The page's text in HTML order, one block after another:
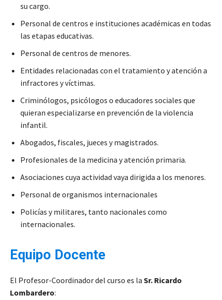
su cargo.
Personal de centros e instituciones académicas en todas
las etapas educativas.
Personal de centros de menores.
Entidades relacionadas con el tratamiento y atención a
infractores y víctimas.
Criminólogos, psicólogos o educadores sociales que
quieran especializarse en prevención de la violencia
infantil.
Abogados, fiscales, jueces y magistrados.
Profesionales de la medicina y atención primaria.
Asociaciones cuya actividad vaya dirigida a los menores.
Personal de organismos internacionales
Policías y militares, tanto nacionales como
internacionales.
Equipo Docente
El Profesor-Coordinador del curso es la Sr. Ricardo
Lombardero: